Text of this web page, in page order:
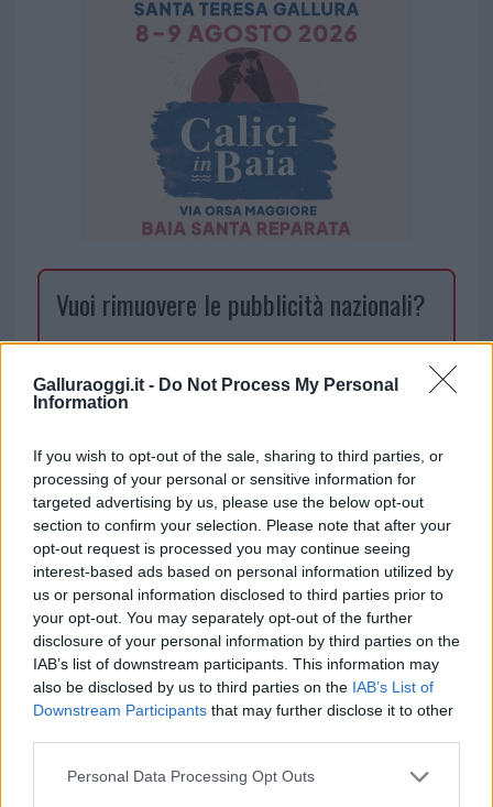
Galluraoggi.it - Do Not Process My Personal
Information
If you wish to opt-out of the sale, sharing to third parties, or
processing of your personal or sensitive information for
targeted advertising by us, please use the below opt-out
section to confirm your selection. Please note that after your
opt-out request is processed you may continue seeing
interest-based ads based on personal information utilized by
us or personal information disclosed to third parties prior to
your opt-out. You may separately opt-out of the further
disclosure of your personal information by third parties on the
IAB’s list of downstream participants. This information may
also be disclosed by us to third parties on the IAB’s List of
Downstream Participants that may further disclose it to other
Please note that this website/app uses one or more Google
Personal Data Processing Opt Outs
Vuoi rimuovere le pubblicità nazionali?
cliccandoqui
Sei già abbonato?
Puoi effettuare l'accesso andando nella
sezioneLogindal menù del sito o
cliccandoqui
TEMI: Marella Giovannelli
Notizie in tempo reale?
Entra nel canale telegram di
GalluraOggi.it